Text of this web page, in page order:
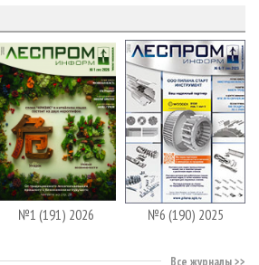
№1 (191) 2026 №6 (190) 2025
Все журналы